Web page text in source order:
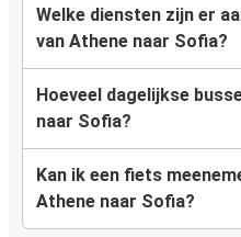
Welke diensten zijn er
van Athene naar Sofia?
Hoeveel dagelijkse
naar Sofia?
Kan ik een fiets
Athene naar Sofia?